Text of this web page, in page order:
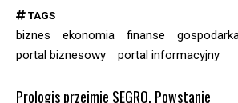
TAGS
biznes ekonomia finanse
portal biznesowy
portal informacyjny
Prologis przejmie SEGRO. Powstanie